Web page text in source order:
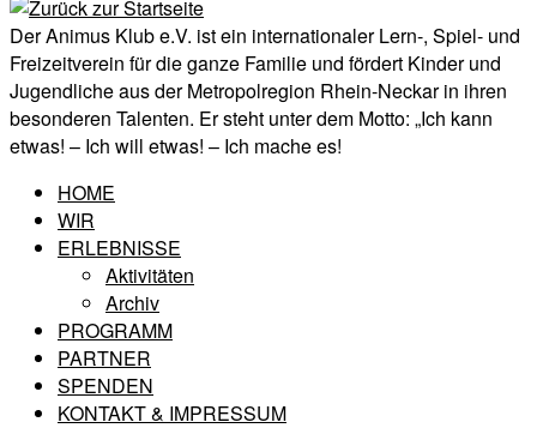
Der Animus Klub e.V. ist ein internationaler Lern-, Spiel- und
Freizeitverein für die ganze Familie und fördert Kinder und
Jugendliche aus der Metropolregion Rhein-Neckar in ihren
besonderen Talenten. Er steht unter dem Motto: „Ich kann
etwas! – Ich will etwas! – Ich mache es!
HOME
WIR
ERLEBNISSE
Aktivitäten
Archiv
PROGRAMM
PARTNER
SPENDEN
KONTAKT & IMPRESSUM